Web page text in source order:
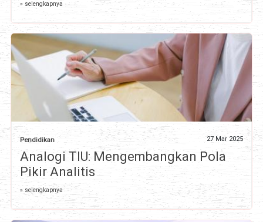
» selengkapnya
Pendidikan 27 Mar 2025
Analogi TIU: Mengembangkan Pola
Pikir Analitis
» selengkapnya